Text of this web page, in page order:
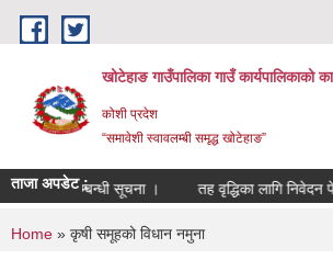
Skip to main content
खोटेहाङ गाउँपालिका गाउँ कार्यपालिकाको
कोशी प्रदेश
“समावेशी स्वावलम्बी समृद्ध खोटेहाङ”
ताजा अपडेट :
दर्ता हुने सम्बन्धी सूचना । तह वृद्धिका लागि निवेदन
You are here
Home » कृषी समूहको विधान नमुना